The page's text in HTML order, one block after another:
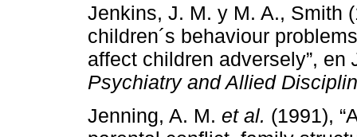
Jenkins, J. M. y M. A., Smith
children´s behaviour
affect children adversely”, en
Psychiatry and Allied
Jenning, A. M. et al. (1991),